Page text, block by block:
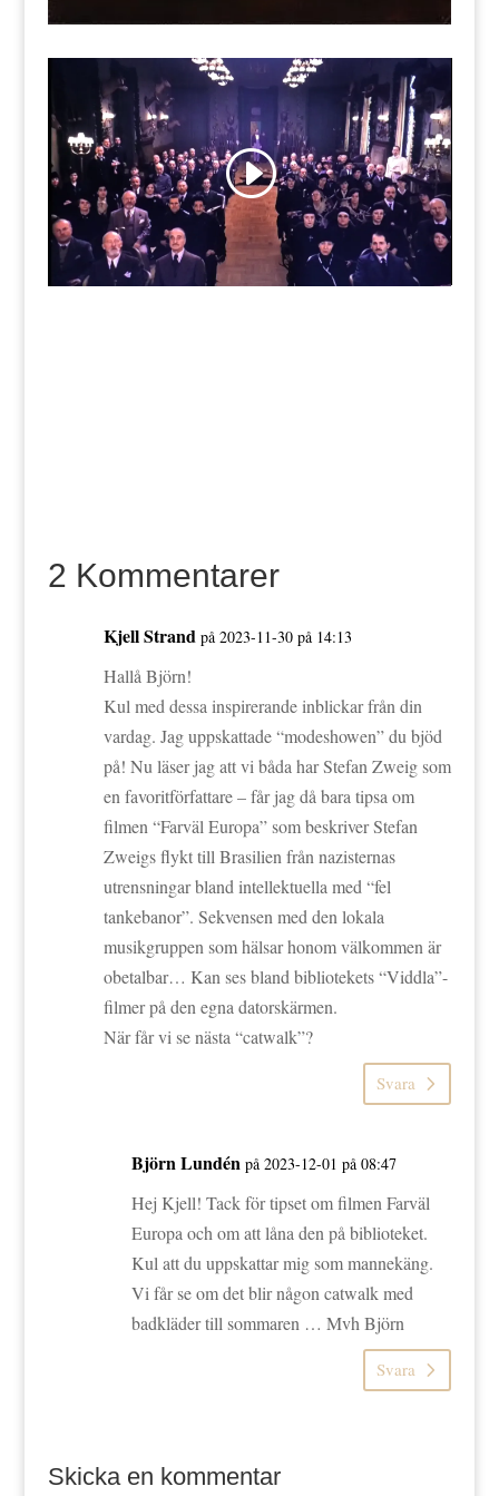
2 Kommentarer
Kjell Strand på 2023-11-30 på 14:13
Hallå Björn!
Kul med dessa inspirerande inblickar från din
vardag. Jag uppskattade “modeshowen” du bjöd
på! Nu läser jag att vi båda har Stefan Zweig som
en favoritförfattare – får jag då bara tipsa om
filmen “Farväl Europa” som beskriver Stefan
Zweigs flykt till Brasilien från nazisternas
utrensningar bland intellektuella med “fel
tankebanor”. Sekvensen med den lokala
musikgruppen som hälsar honom välkommen är
obetalbar… Kan ses bland bibliotekets “Viddla”-
filmer på den egna datorskärmen.
När får vi se nästa “catwalk”?
Svara
Björn Lundén på 2023-12-01 på 08:47
Hej Kjell! Tack för tipset om filmen Farväl
Europa och om att låna den på biblioteket.
Kul att du uppskattar mig som mannekäng.
Vi får se om det blir någon catwalk med
badkläder till sommaren … Mvh Björn
Svara
Skicka en kommentar